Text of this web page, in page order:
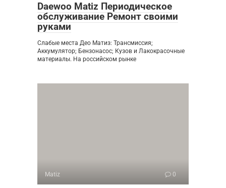
Daewoo Matiz Периодическое
обслуживание Ремонт своими
руками
Слабые места Део Матиз: Трансмиссия;
Аккумулятор; Бензонасос; Кузов и Лакокрасочные
материалы. На российском рынке
Matiz 0